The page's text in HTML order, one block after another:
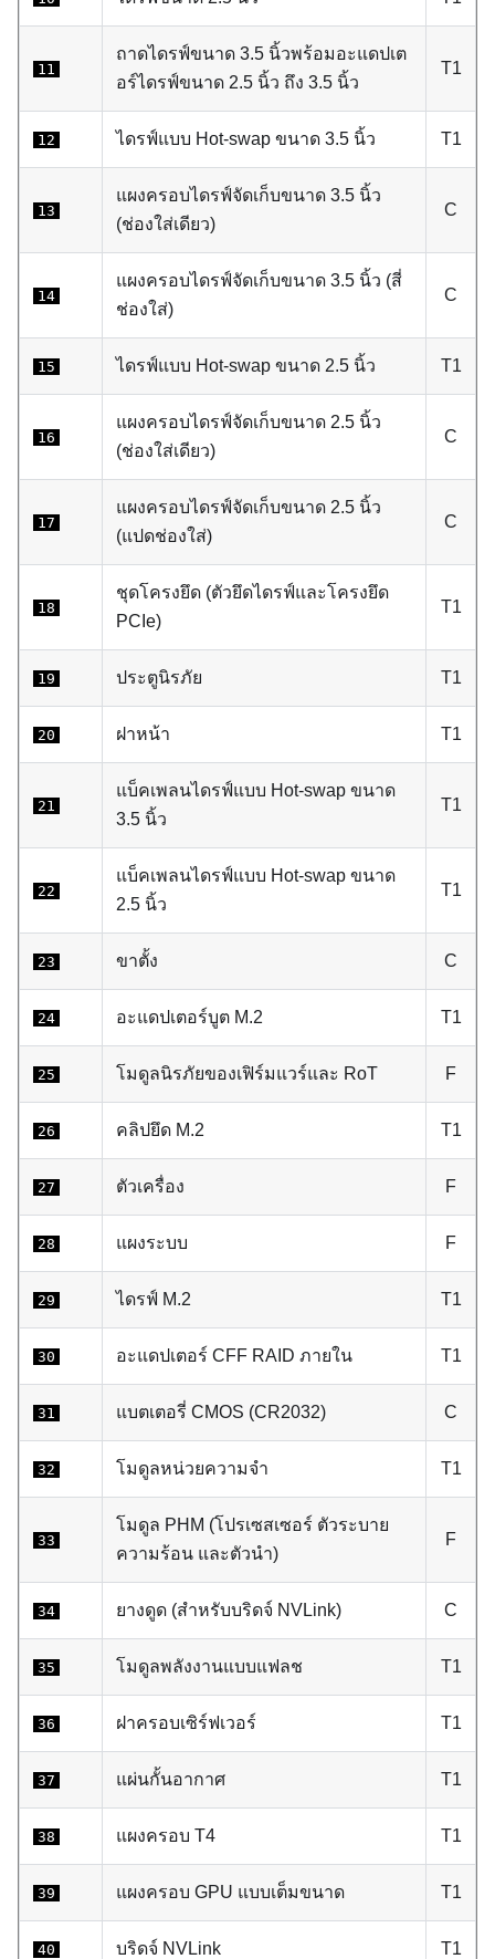
11
ถาดไดรฟ์ขนาด 3.5 นิ้วพร้อมอะแดปเต
อร์ไดรฟ์ขนาด 2.5 นิ้ว ถึง 3.5 นิ้ว
T1
12 ไดรฟ์แบบ Hot-swap ขนาด 3.5 นิ้ว T1
13
แผงครอบไดรฟ์จัดเก็บขนาด 3.5 นิ้ว
(ช่องใส่เดียว)
C
14
แผงครอบไดรฟ์จัดเก็บขนาด 3.5 นิ้ว (สี่
ช่องใส่)
C
15 ไดรฟ์แบบ Hot-swap ขนาด 2.5 นิ้ว T1
16
แผงครอบไดรฟ์จัดเก็บขนาด 2.5 นิ้ว
(ช่องใส่เดียว)
C
17
แผงครอบไดรฟ์จัดเก็บขนาด 2.5 นิ้ว
(แปดช่องใส่)
C
18
ชุดโครงยึด (ตัวยึดไดรฟ์และโครงยึด
PCIe)
T1
19 ประตูนิรภัย T1
20 ฝาหน้า T1
21
แบ็คเพลนไดรฟ์แบบ Hot-swap ขนาด
3.5 นิ้ว
T1
22
แบ็คเพลนไดรฟ์แบบ Hot-swap ขนาด
2.5 นิ้ว
T1
23 ขาตั้ง C
24 อะแดปเตอร์บูต M.2 T1
25 โมดูลนิรภัยของเฟิร์มแวร์และ RoT F
26 คลิปยึด M.2 T1
27 ตัวเครื่อง F
28 แผงระบบ F
29 ไดรฟ์ M.2 T1
30 อะแดปเตอร์ CFF RAID ภายใน T1
31 แบตเตอรี่ CMOS (CR2032) C
32 โมดูลหน่วยความจำ T1
33
โมดูล PHM (โปรเซสเซอร์ ตัวระบาย
ความร้อน และตัวนำ)
F
34 ยางดูด (สำหรับบริดจ์ NVLink) C
35 โมดูลพลังงานแบบแฟลช T1
36 ฝาครอบเซิร์ฟเวอร์ T1
37 แผ่นกั้นอากาศ T1
38 แผงครอบ T4 T1
39 แผงครอบ GPU แบบเต็มขนาด T1
40 บริดจ์ NVLink T1